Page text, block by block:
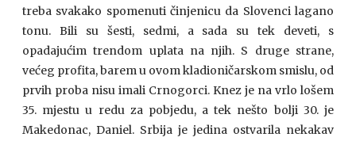
treba svakako spomenuti činjenicu da Slovenci lagano
tonu. Bili su šesti, sedmi, a sada su tek deveti, s
opadajućim trendom uplata na njih. S druge strane,
većeg profita, barem u ovom kladioničarskom smislu, od
prvih proba nisu imali Crnogorci. Knez je na vrlo lošem
35. mjestu u redu za pobjedu, a tek nešto bolji 30. je
Makedonac, Daniel. Srbija je jedina ostvarila nekakav